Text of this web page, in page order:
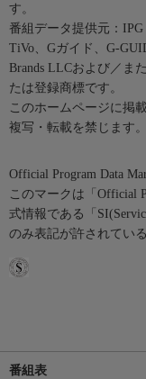
す。
番組データ提供元：IPG
TiVo、Gガイド、G-
Brands LLCおよび／ま
たは登録商標です。
このホームページに掲
複写・転載を禁じます。
Official Program Data
このマークは「Official
式情報である「
のみ表記が許されてい
番組表